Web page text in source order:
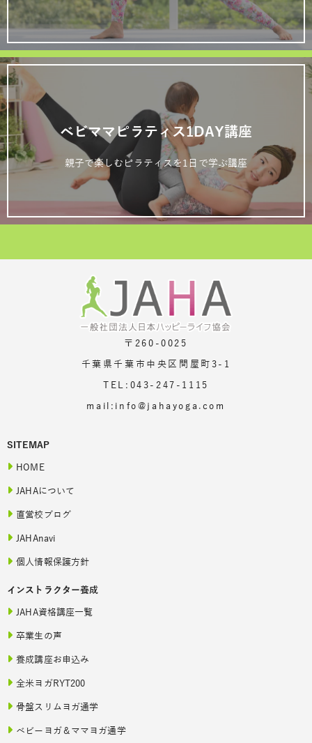
ベビママピラティス1DAY講座
親子で楽しむピラティスを1日で学ぶ講座
〒260-0025
千葉県千葉市中央区問屋町3-1
TEL:043-247-1115
mail:info@jahayoga.com
SITEMAP
HOME
JAHAについて
直営校ブログ
JAHAnavi
個人情報保護方針
インストラクター養成
JAHA資格講座一覧
卒業生の声
養成講座お申込み
全米ヨガRYT200
骨盤スリムヨガ通学
ベビーヨガ＆ママヨガ通学